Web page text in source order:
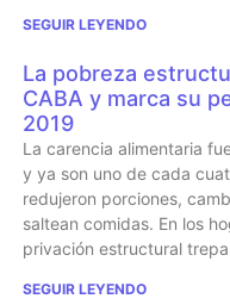
SEGUIR LEYENDO
La pobreza
CABA y marca su
2019
La carencia alimentaria
y ya son uno de cada
redujeron porciones,
saltean comidas. En los
privación estructural
SEGUIR LEYENDO